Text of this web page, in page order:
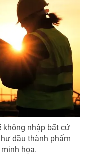
không nhập bất cứ
dầu thành phẩm
họa.